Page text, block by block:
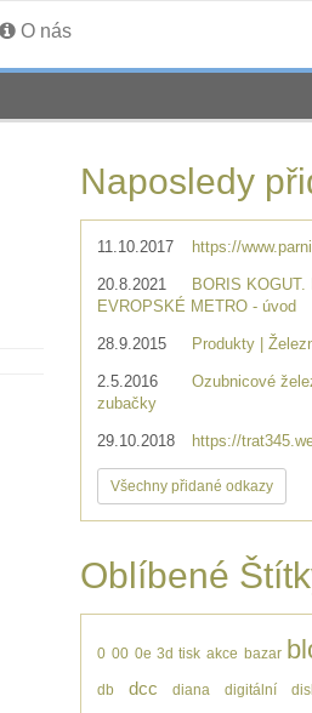
O nás
Naposledy
11.10.2017 https://
20.8.2021
BORIS
EVROPSKÉ METRO - úvod
28.9.2015 Produkty |
2.5.2016
Ozubnicové
zubačky
29.10.2018 https://
Všechny přidané odkazy
Oblíbené
0 00 0e 3d tisk akce bazar
db dcc diana digitální